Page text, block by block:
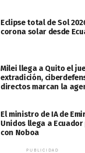
Eclipse total de Sol
corona solar desde
Milei llega a Quito el
extradición,
directos marcan la
El ministro de IA de
Unidos llega a
con Noboa
PUBLICIDAD